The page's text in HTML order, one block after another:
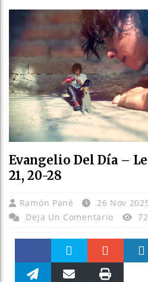
Evangelio Del Día –
21, 20-28
Ramón Pané 26 Nov
Deja Un Comentario
Faceboo Twitter Stumble